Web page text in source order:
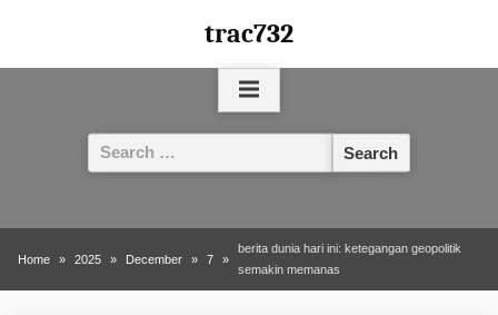
content
trac732
Search
for:
Home 2025 December 7
berita dunia hari ini: ketegangan geopolitik
semakin memanas